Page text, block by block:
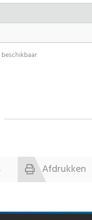
beschikbaar
Afdrukken